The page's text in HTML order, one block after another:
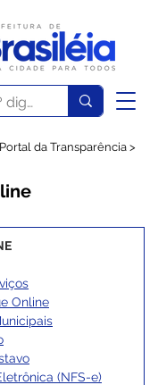
da Transparência >
Online
(NFS-e)